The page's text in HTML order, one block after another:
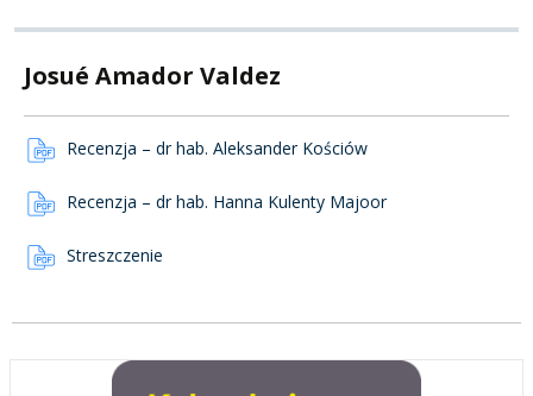
Josué Amador Valdez
Recenzja – dr hab. Aleksander Kościów
Recenzja – dr hab. Hanna Kulenty Majoor
Streszczenie